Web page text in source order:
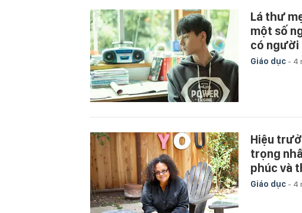
Lá thư
một số
có người
Giáo dục - 4
Hiệu
trọng
phúc và
Giáo dục - 4